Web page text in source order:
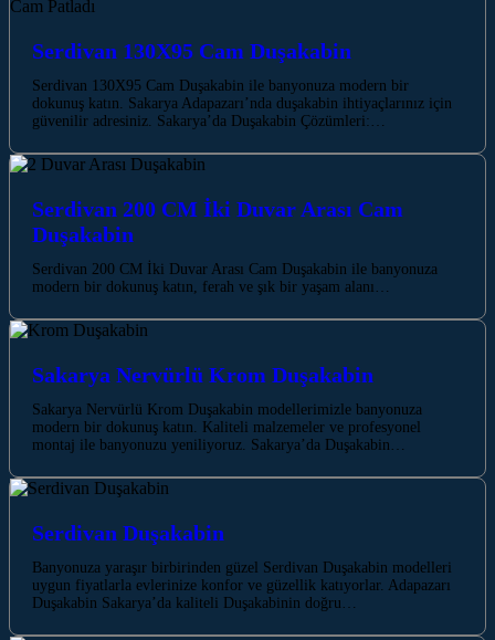
Serdivan 130X95 Cam Duşakabin
Serdivan 130X95 Cam Duşakabin ile banyonuza modern bir
dokunuş katın. Sakarya Adapazarı’nda duşakabin ihtiyaçlarınız için
güvenilir adresiniz. Sakarya’da Duşakabin Çözümleri:…
Serdivan 200 CM İki Duvar Arası Cam
Duşakabin
Serdivan 200 CM İki Duvar Arası Cam Duşakabin ile banyonuza
modern bir dokunuş katın, ferah ve şık bir yaşam alanı…
Sakarya Nervürlü Krom Duşakabin
Sakarya Nervürlü Krom Duşakabin modellerimizle banyonuza
modern bir dokunuş katın. Kaliteli malzemeler ve profesyonel
montaj ile banyonuzu yeniliyoruz. Sakarya’da Duşakabin…
Serdivan‎‎‎ Duşakabin
Banyonuza yaraşır birbirinden güzel Serdivan‎‎‎ Duşakabin modelleri
uygun fiyatlarla evlerinize konfor ve güzellik katıyorlar. Adapazarı
Duşakabin Sakarya’da kaliteli Duşakabinin doğru…